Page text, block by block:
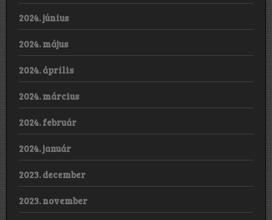
2024. június
2024. május
2024. április
2024. március
2024. február
2024. január
2023. december
2023. november